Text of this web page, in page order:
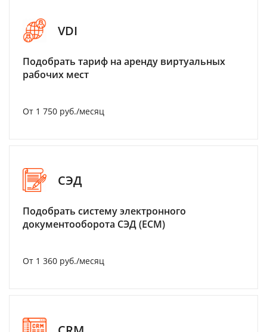
VDI
Подобрать тариф на аренду виртуальных
рабочих мест
От 1 750 руб./месяц
СЭД
Подобрать систему электронного
документооборота СЭД (ECM)
От 1 360 руб./месяц